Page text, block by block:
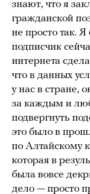
знают, что я
гражданской
не просто так.
подписчик
интернета
что в данных
у нас в стране,
за каждым и
подвергнуть
это было в
по Алтайскому
которая в
была вовсе
дело — просто